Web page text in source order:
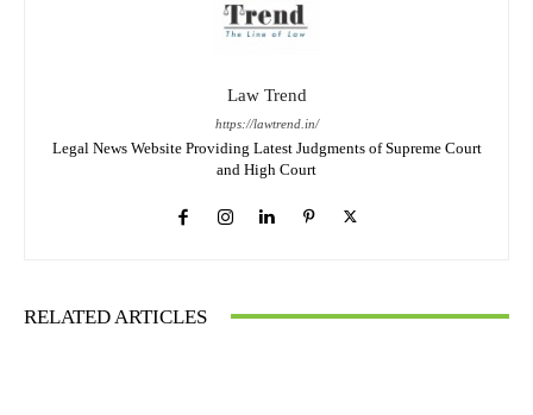
Law Trend
https://lawtrend.in/
Legal News Website Providing Latest Judgments of Supreme Court
and High Court
RELATED ARTICLES